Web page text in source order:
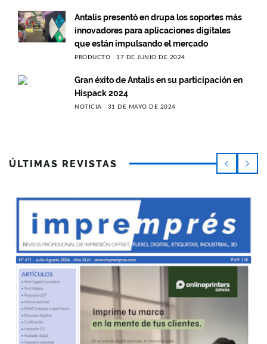
Antalis presentó en drupa los soportes más
innovadores para aplicaciones digitales
que están impulsando el mercado
PRODUCTO 17 DE JUNIO DE 2024
Gran éxito de Antalis en su participación en
Hispack 2024
NOTICIA 31 DE MAYO DE 2024
ÚLTIMAS REVISTAS